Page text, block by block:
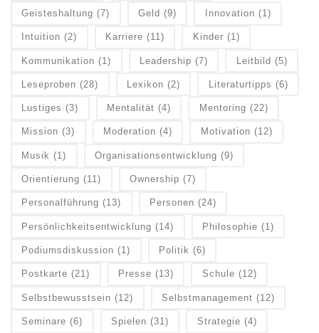
Geisteshaltung (7) Geld (9) Innovation (1)
Intuition (2) Karriere (11) Kinder (1)
Kommunikation (1) Leadership (7) Leitbild (5)
Leseproben (28) Lexikon (2) Literaturtipps (6)
Lustiges (3) Mentalität (4) Mentoring (22)
Mission (3) Moderation (4) Motivation (12)
Musik (1) Organisationsentwicklung (9)
Orientierung (11) Ownership (7)
Personalführung (13) Personen (24)
Persönlichkeitsentwicklung (14) Philosophie (1)
Podiumsdiskussion (1) Politik (6)
Postkarte (21) Presse (13) Schule (12)
Selbstbewusstsein (12) Selbstmanagement (12)
Seminare (6) Spielen (31) Strategie (4)